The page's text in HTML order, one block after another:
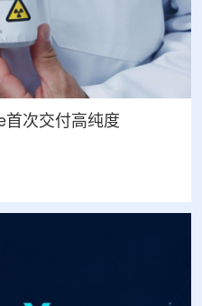
首次交付高纯度